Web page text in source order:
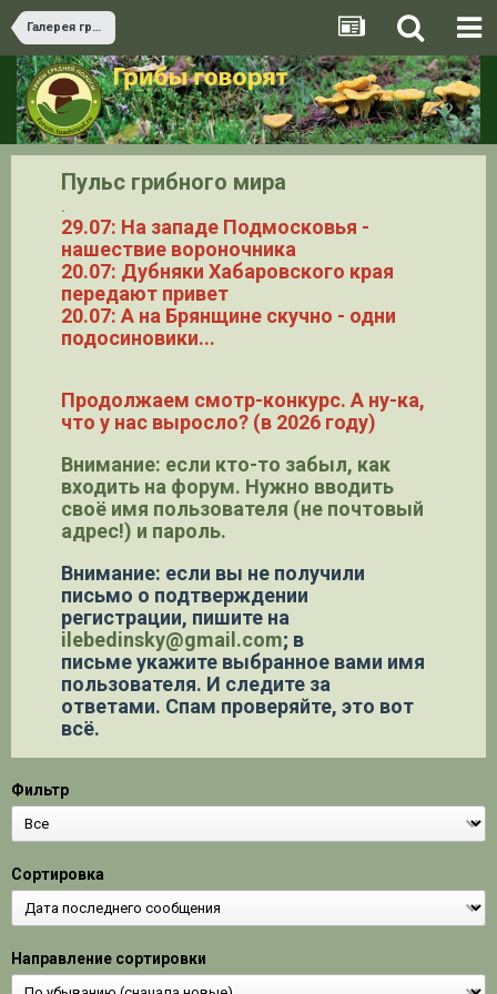
Галерея грибов
Пульс грибного мира
.
29.07: На западе Подмосковья -
нашествие вороночника
20.07: Дубняки Хабаровского края
передают привет
20.07: А на Брянщине скучно - одни
подосиновики...
Продолжаем смотр-конкурс. А ну-ка,
что у нас выросло? (в 2026 году)
Внимание: если кто-то забыл, как
входить на форум. Нужно вводить
своё имя пользователя (не почтовый
адрес!) и пароль.
Внимание: если вы не получили
письмо о подтверждении
регистрации, пишите на
ilebedinsky@gmail.com; в
письме укажите выбранное вами имя
пользователя. И следите за
ответами. Спам проверяйте, это вот
всё.
Фильтр
Сортировка
Направление сортировки